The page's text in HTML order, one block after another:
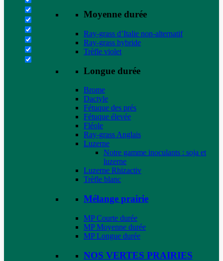
Moyenne durée
Ray-grass d’Italie non-alternatif
Ray-grass hybride
Trèfle violet
Longue durée
Brome
Dactyle
Fétuque des prés
Fétuque élevée
Fléole
Ray-grass Anglais
Luzerne
Notre gamme inoculants : soja et
luzerne
Luzerne Rhizactiv
Trèfle blanc
Mélange prairie
MP Courte durée
MP Moyenne durée
MP Longue durée
NOS VERTES PRAIRIES